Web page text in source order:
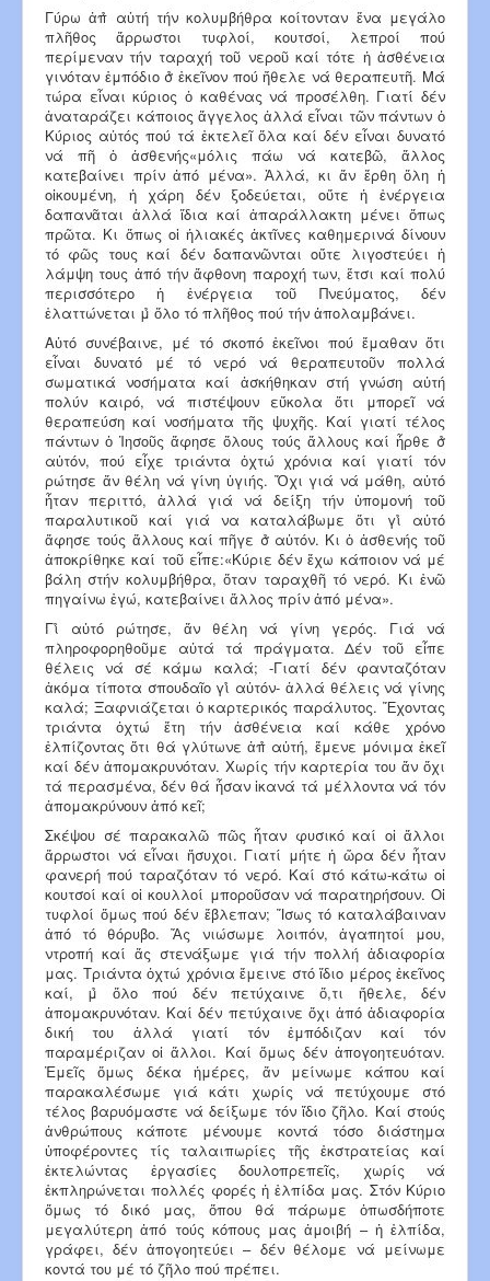
Γύρω ἀπ̉ αὐτή τήν κολυμβήθρα κοίτονταν ἕνα μεγάλο
πλῆθος ἄρρωστοι τυφλοί, κουτσοί, λεπροί πού
περίμεναν τήν ταραχή τοῦ νεροῦ καί τότε ἡ ἀσθένεια
γινόταν ἐμπόδιο σ̉ ἐκεῖνον πού ἤθελε νά θεραπευτῆ. Μά
τώρα εἶναι κύριος ὁ καθένας νά προσέλθη. Γιατί δέν
ἀναταράζει κάποιος ἄγγελος ἀλλά εἶναι τῶν πάντων ὁ
Κύριος αὐτός πού τά ἐκτελεῖ ὅλα καί δέν εἶναι δυνατό
νά πῆ ὁ ἀσθενής«μόλις πάω νά κατεβῶ, ἄλλος
κατεβαίνει πρίν ἀπό μένα». Ἀλλά, κι ἄν ἔρθη ὅλη ἡ
οἰκουμένη, ἡ χάρη δέν ξοδεύεται, οὔτε ἡ ἐνέργεια
δαπανᾶται ἀλλά ἴδια καί ἀπαράλλακτη μένει ὅπως
πρῶτα. Κι ὅπως οἱ ἡλιακές ἀκτῖνες καθημερινά δίνουν
τό φῶς τους καί δέν δαπανῶνται οὔτε λιγοστεύει ἡ
λάμψη τους ἀπό τήν ἄφθονη παροχή των, ἔτσι καί πολύ
περισσότερο ἡ ἐνέργεια τοῦ Πνεύματος, δέν
ἐλαττώνεται μ̉ ὅλο τό πλῆθος πού τήν ἀπολαμβάνει.
Αὐτό συνέβαινε, μέ τό σκοπό ἐκεῖνοι πού ἔμαθαν ὅτι
εἶναι δυνατό μέ τό νερό νά θεραπευτοῦν πολλά
σωματικά νοσήματα καί ἀσκήθηκαν στή γνώση αὐτή
πολύν καιρό, νά πιστέψουν εὔκολα ὅτι μπορεῖ νά
θεραπεύση καί νοσήματα τῆς ψυχῆς. Καί γιατί τέλος
πάντων ὁ Ἰησοῦς ἄφησε ὅλους τούς ἄλλους καί ἦρθε σ̉
αὐτόν, πού εἶχε τριάντα ὀχτώ χρόνια καί γιατί τόν
ρώτησε ἄν θέλη νά γίνη ὑγιής. Ὄχι γιά νά μάθη, αὐτό
ἦταν περιττό, ἀλλά γιά νά δείξη τήν ὑπομονή τοῦ
παραλυτικοῦ καί γιά να καταλάβωμε ὅτι γι̉ αὐτό
ἄφησε τούς ἄλλους καί πῆγε σ̉ αὐτόν. Κι ὁ ἀσθενής τοῦ
ἀποκρίθηκε καί τοῦ εἶπε:«Κύριε δέν ἔχω κάποιον νά μέ
βάλη στήν κολυμβήθρα, ὅταν ταραχθῆ τό νερό. Κι ἐνῶ
πηγαίνω ἐγώ, κατεβαίνει ἄλλος πρίν ἀπό μένα».
Γι̉ αὐτό ρώτησε, ἄν θέλη νά γίνη γερός. Γιά νά
πληροφορηθοῦμε αὐτά τά πράγματα. Δέν τοῦ εἶπε
θέλεις νά σέ κάμω καλά; -Γιατί δέν φανταζόταν
ἀκόμα τίποτα σπουδαῖο γι̉ αὐτόν- ἀλλά θέλεις νά γίνης
καλά; Ξαφνιάζεται ὁ καρτερικός παράλυτος. Ἔχοντας
τριάντα ὀχτώ ἔτη τήν ἀσθένεια καί κάθε χρόνο
ἐλπίζοντας ὅτι θά γλύτωνε ἀπ̉ αὐτή, ἔμενε μόνιμα ἐκεῖ
καί δέν ἀπομακρυνόταν. Χωρίς τήν καρτερία του ἄν ὄχι
τά περασμένα, δέν θά ἦσαν ἱκανά τά μέλλοντα νά τόν
ἀπομακρύνουν ἀπό κεῖ;
Σκέψου σέ παρακαλῶ πῶς ἦταν φυσικό καί οἱ ἄλλοι
ἄρρωστοι νά εἶναι ἥσυχοι. Γιατί μήτε ἡ ὥρα δέν ἦταν
φανερή πού ταραζόταν τό νερό. Καί στό κάτω-κάτω οἱ
κουτσοί καί οἱ κουλλοί μποροῦσαν νά παρατηρήσουν. Οἱ
τυφλοί ὅμως πού δέν ἔβλεπαν; Ἴσως τό καταλάβαιναν
ἀπό τό θόρυβο. Ἄς νιώσωμε λοιπόν, ἀγαπητοί μου,
ντροπή καί ἄς στενάξωμε γιά τήν πολλή ἀδιαφορία
μας. Τριάντα ὀχτώ χρόνια ἔμεινε στό ἴδιο μέρος ἐκεῖνος
καί, μ̉ ὅλο πού δέν πετύχαινε ὅ,τι ἤθελε, δέν
ἀπομακρυνόταν. Καί δέν πετύχαινε ὄχι ἀπό ἀδιαφορία
δική του ἀλλά γιατί τόν ἐμπόδιζαν καί τόν
παραμέριζαν οἱ ἄλλοι. Καί ὅμως δέν ἀπογοητευόταν.
Ἐμεῖς ὅμως δέκα ἡμέρες, ἄν μείνωμε κάπου καί
παρακαλέσωμε γιά κάτι χωρίς νά πετύχουμε στό
τέλος βαρυόμαστε νά δείξωμε τόν ἴδιο ζῆλο. Καί στούς
ἀνθρώπους κάποτε μένουμε κοντά τόσο διάστημα
ὑποφέροντες τίς ταλαιπωρίες τῆς ἐκστρατείας καί
ἐκτελώντας ἐργασίες δουλοπρεπεῖς, χωρίς νά
ἐκπληρώνεται πολλές φορές ἡ ἐλπίδα μας. Στόν Κύριο
ὅμως τό δικό μας, ὅπου θά πάρωμε ὁπωσδήποτε
μεγαλύτερη ἀπό τούς κόπους μας ἀμοιβή – ἡ ἐλπίδα,
γράφει, δέν ἀπογοητεύει – δέν θέλομε νά μείνωμε
κοντά του μέ τό ζῆλο πού πρέπει.